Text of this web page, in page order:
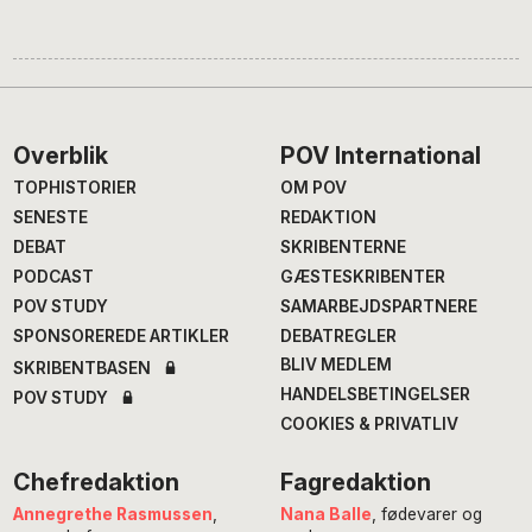
Footer
Overblik
TOPHISTORIER
SENESTE
DEBAT
PODCAST
POV STUDY
SPONSOREREDE ARTIKLER
SKRIBENTBASEN
POV STUDY
POV International
OM POV
REDAKTION
SKRIBENTERNE
GÆSTESKRIBENTER
SAMARBEJDSPARTNERE
DEBATREGLER
BLIV MEDLEM
HANDELSBETINGELSER
COOKIES & PRIVATLIV
Chefredaktion
Annegrethe Rasmussen
Fagredaktion
Nana Balle , fødevarer og